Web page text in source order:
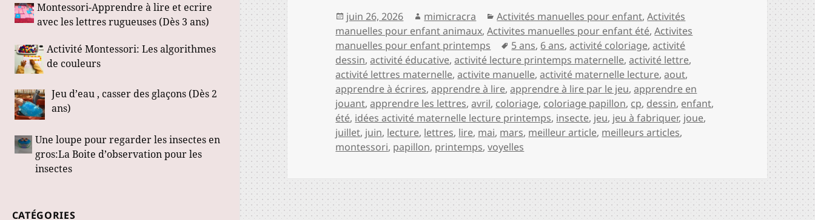
Montessori-Apprendre à lire et ecrire
avec les lettres rugueuses (Dès 3 ans)
Activité Montessori: Les algorithmes
de couleurs
Jeu d’eau , casser des glaçons (Dès 2
ans)
Une loupe pour regarder les insectes en
gros:La Boite d’observation pour les
insectes
CATÉGORIES
Publié
le
juin 26, 2026 Auteur
mimicracra Catégories
Activités manuelles pour enfant,Activités
manuelles pour enfant animaux,Activites manuelles pour enfant été,Activites
manuelles pour enfant printemps
Mots-
clés
5 ans, 6 ans,activité coloriage,activité
dessin,activité éducative,activité lecture printemps maternelle,activité lettre,
activité lettres maternelle,activite manuelle,activité maternelle lecture,aout,
apprendre à écrires,apprendre à lire,apprendre à lire par le jeu,apprendre en
jouant,apprendre les lettres,avril, coloriage, coloriage papillon, cp, dessin, enfant,
été, idées activité maternelle lecture printemps, insecte, jeu, jeu à fabriquer, joue,
juillet, juin, lecture, lettres, lire, mai, mars, meilleur article, meilleurs articles,
montessori, papillon, printemps,voyelles